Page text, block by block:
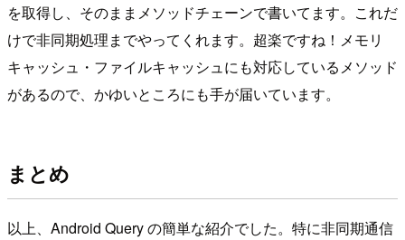
を取得し、そのままメソッドチェーンで書いてます。これだ
けで非同期処理までやってくれます。超楽ですね！メモリ
キャッシュ・ファイルキャッシュにも対応しているメソッド
があるので、かゆいところにも手が届いています。
まとめ
以上、Android Query の簡単な紹介でした。特に非同期通信